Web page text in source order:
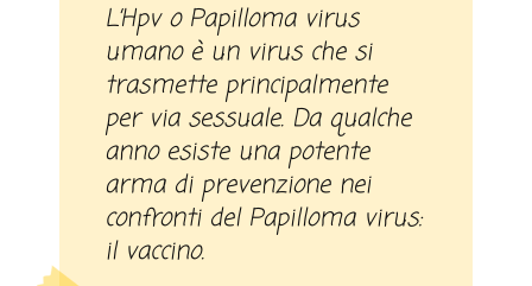
L’Hpv o Papilloma virus
umano è un virus che si
trasmette principalmente
per via sessuale. Da qualche
anno esiste una potente
arma di prevenzione nei
confronti del Papilloma virus:
il vaccino.